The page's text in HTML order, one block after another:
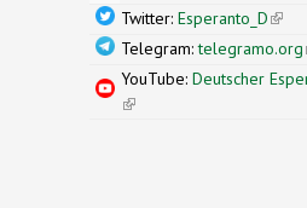
Twitter: Esperanto_D(link
Telegram:telegramo.org
YouTube: Deutscher
(link is external)